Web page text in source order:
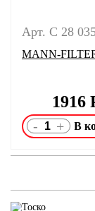
Арт. C 28
MANN-
1916
- +